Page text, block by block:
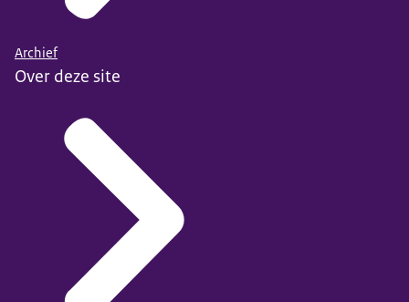
Archief
Over deze site